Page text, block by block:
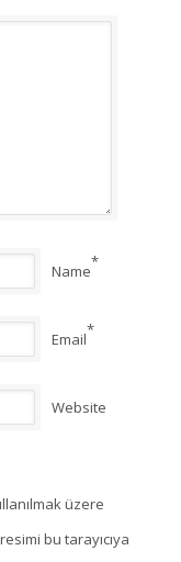
Name*
Email*
Website
üzere
bu tarayıcıya